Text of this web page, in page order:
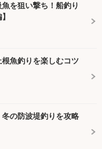
を狙い撃ち！船釣り
魚釣りを楽しむコツ
の防波堤釣りを攻略